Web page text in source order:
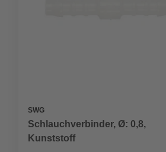
SWG
Schlauchverbinder, Ø: 0,8,
Kunststoff